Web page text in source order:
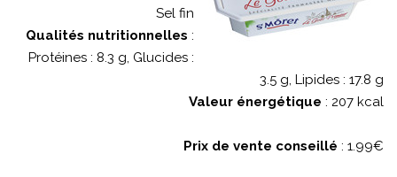
Sel fin
Qualités nutritionnelles :
Protéines : 8.3 g, Glucides :
3.5 g, Lipides : 17.8 g
Valeur énergétique : 207 kcal
Prix de vente conseillé : 1.99€